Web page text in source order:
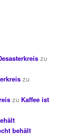
zu
zu
zu Kaffee ist
behält